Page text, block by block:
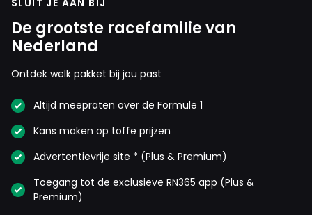
De grootste racefamilie van
Nederland
Ontdek welk pakket bij jou past
Altijd meepraten over de Formule 1
Kans maken op toffe prijzen
Advertentievrije site * (Plus & Premium)
Toegang tot de exclusieve RN365 app (Plus &
Premium)